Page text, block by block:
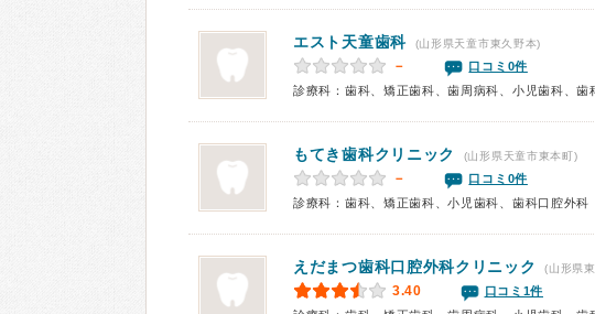
エスト天童歯科 (山形県天童市東久野本)
－
口コミ0件
診療科：歯科、矯正歯科、歯周病科、小児歯科、
もてき歯科クリニック (山形県天童市東本町)
－
口コミ0件
診療科：歯科、矯正歯科、小児歯科、歯科口腔外科
えだまつ歯科口腔外科クリニック (山形県
3.40
口コミ1件